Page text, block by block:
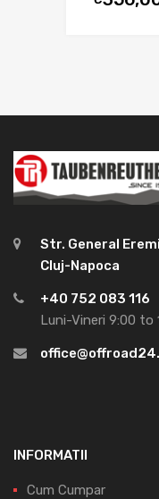
Str. General
Cluj-Napoca
+40 752 083 116
Luni-Vineri 9:00 to
INFORMATII
Cum Cumpar